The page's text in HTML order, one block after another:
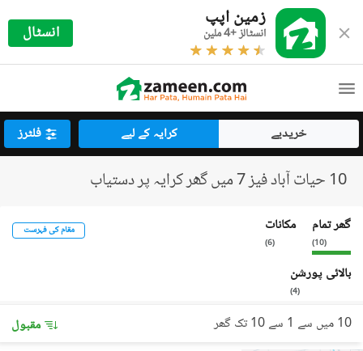
زمین اپپ
انسٹالز +4 ملین انسٹال
خریدیے کرایہ کے لیے فلٹرز
10 حیات آباد فیز 7 میں گھر کرایہ پر دستیاب
گھر تمام
(
10
)
مکانات
(
6
)
بالائی پورشن
(
4
)
مقام کی فہرست
10 میں سے 1 سے 10 تک گھر مقبول